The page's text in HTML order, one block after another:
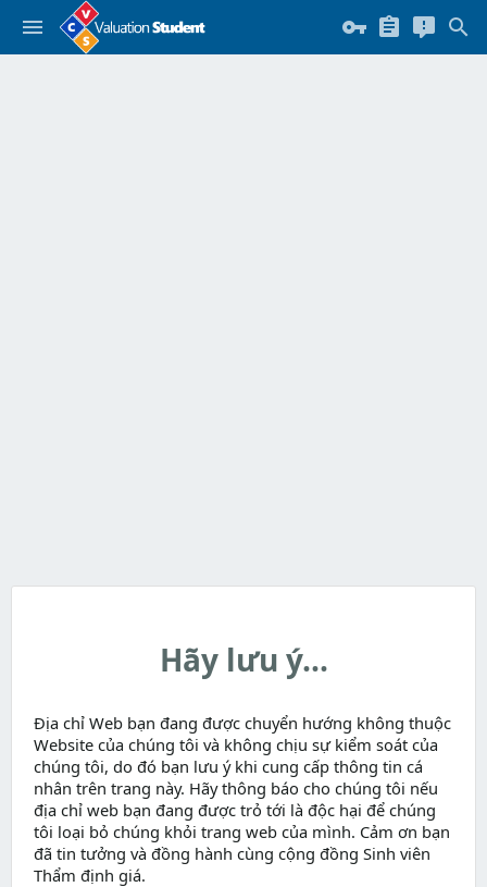
Hãy lưu ý...
Địa chỉ Web bạn đang được chuyển hướng không thuộc
Website của chúng tôi và không chịu sự kiểm soát của
chúng tôi, do đó bạn lưu ý khi cung cấp thông tin cá
nhân trên trang này. Hãy thông báo cho chúng tôi nếu
địa chỉ web bạn đang được trỏ tới là độc hại để chúng
tôi loại bỏ chúng khỏi trang web của mình. Cảm ơn bạn
đã tin tưởng và đồng hành cùng cộng đồng Sinh viên
Thẩm định giá.